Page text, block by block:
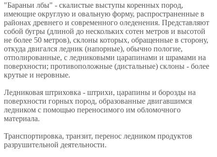
"Бараньи лбы" - скалистые выступы коренных пород,
имеющие округлую и овальную форму, распространенные в
районах древнего и современного оледенения. Представляют
собой бугры (длиной до нескольких сотен метров и высотой
не более 50 метров), склоны которых, обращенные в сторону,
откуда двигался ледник (напорные), обычно пологие,
отполированные, с ледниковыми царапинами и шрамами на
поверхности; противоположные (дистальные) склоны - более
крутые и неровные.
Ледниковая штриховка - штрихи, царапины и борозды на
поверхности горных пород, образованные двигавшимся
ледником с помощью переносимого им обломочного
материала.
Транспортировка, транзит, перенос ледником продуктов
разрушительной деятельности.